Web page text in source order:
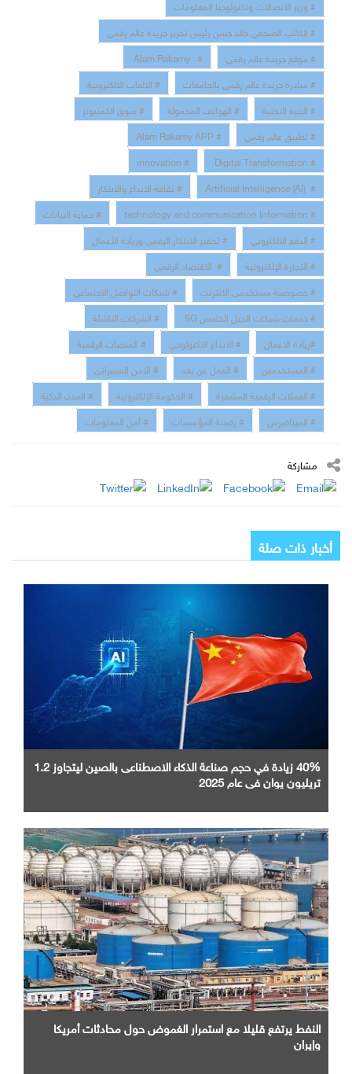
# وزير الاتصالات وتكنولوجيا المعلومات
# الكاتب الصحفي خالد حسن رئيس تحرير جريدة عالم رقمي
# موقع جريدة عالم رقمي
# Alam Rakamy
# مبادرة جريدة عالم رقمي بالجامعات
# الالعاب الالكترونية
# البنية التحتية
# الهواتف المحمولة
# سوق الكمبيوتر
# تطبيق عالم رقمي
# Alam Rakamy APP
# Digital Transformation
# innovation
# Artificial Intelligence (AI)
# ثقافة الابداع والابتكار
# technology and communication Information
# حماية البيانات
# الدفع الالكتروني
# تحفيز الابتكار الرقمي وريادة الأعمال
# التجارة الإلكترونية
# الاقتصاد الرقمي
# خصوصية مستخدمى الانترنت
# شبكات التواصل الاجتماعي
# خدمات شبكات الجيل الخامس 5G
# الشركات الناشئة
#ريادة الاعمال
# الابداع التكنولوجي
# المنصات الرقمية
# المستخدمين
# العمل عن بعد
# الامن السبيراني
# العملات الرقمية المشفرة
# الحكومة الإلكترونية
# المدن الذكية
# الميتافيرس
# رقمنة المؤسسات # أمن المعلومات
مشاركة
أخبار ذات صلة
40% زيادة في حجم صناعة الذكاء الاصطناعى بالصين ليتجاوز 1.2
تريليون يوان في عام 2025
النفط يرتفع قليلا مع استمرار الغموض حول محادثات أمريكا
وإيران